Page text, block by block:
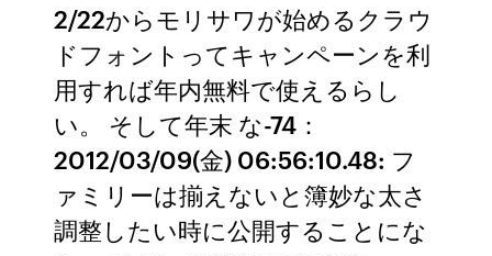
2/22からモリサワが始めるクラウ
ドフォントってキャンペーンを利
用すれば年内無料で使えるらし
い。 そして年末 な-74：
2012/03/09(金) 06:56:10.48: フ
ァミリーは揃えないと簿妙な太さ
調整したい時に公開することにな